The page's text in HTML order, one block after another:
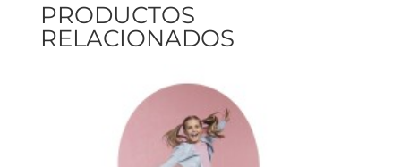
PRODUCTOS
RELACIONADOS